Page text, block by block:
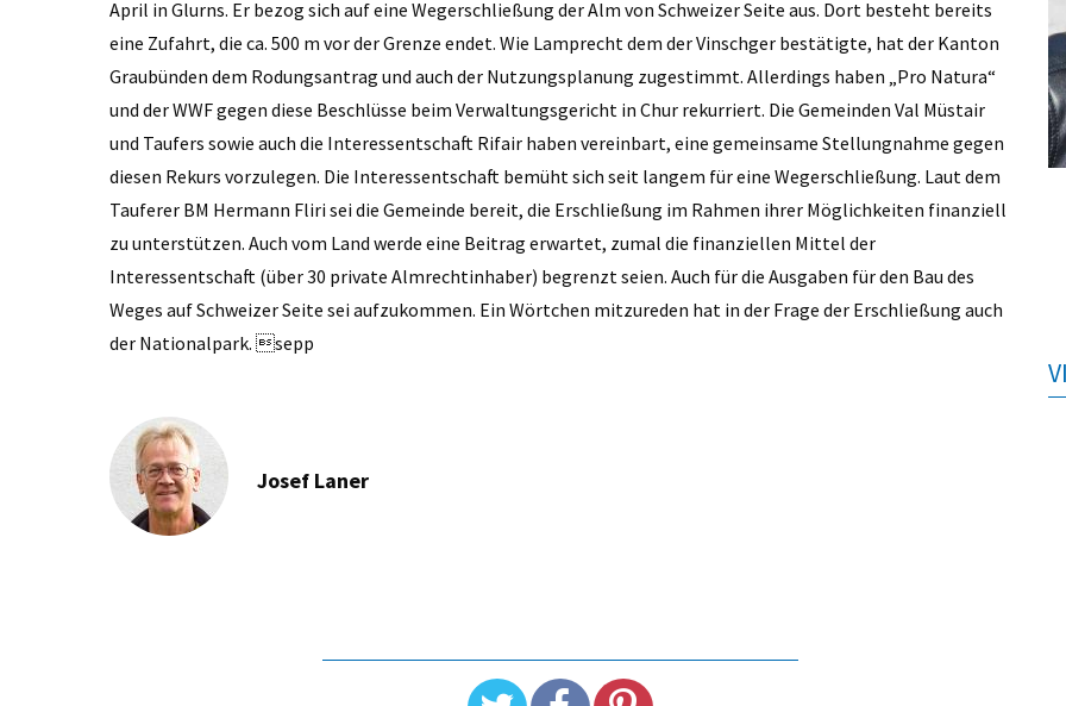
April in Glurns. Er bezog sich auf eine Wegerschließung der Alm von Schweizer Seite aus. Dort besteht bereits
eine Zufahrt, die ca. 500 m vor der Grenze endet. Wie Lamprecht dem der Vinschger bestätigte, hat der Kanton
Graubünden dem Rodungsantrag und auch der Nutzungsplanung zugestimmt. Allerdings haben „Pro Natura“
und der WWF gegen diese Beschlüsse beim Verwaltungsgericht in Chur rekurriert. Die Gemeinden Val Müstair
und Taufers sowie auch die Interessentschaft Rifair haben vereinbart, eine gemeinsame Stellungnahme gegen
diesen Rekurs vorzulegen. Die Interessentschaft bemüht sich seit langem für eine Wegerschließung. Laut dem
Tauferer BM Hermann Fliri sei die Gemeinde bereit, die Erschließung im Rahmen ihrer Möglichkeiten finanziell
zu unterstützen. Auch vom Land werde eine Beitrag erwartet, zumal die finanziellen Mittel der
Interessentschaft (über 30 private Almrechtinhaber) begrenzt seien. Auch für die Ausgaben für den Bau des
Weges auf Schweizer Seite sei aufzukommen. Ein Wörtchen mitzureden hat in der Frage der Erschließung auch
der Nationalpark. sepp
Josef Laner